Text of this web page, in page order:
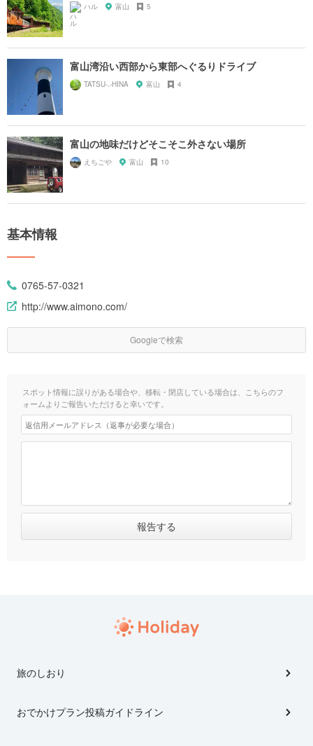
ハル 富山 5
富山湾沿い西部から東部へぐるりドライブ
TATSU-.-HINA 富山 4
富山の地味だけどそこそこ外さない場所
えちごや 富山 10
基本情報
0765-57-0321
http://www.aimono.com/
Googleで検索
スポット情報に誤りがある場合や、移転・閉店している場合は、こちらのフ
ォームよりご報告いただけると幸いです。
旅のしおり
おでかけプラン投稿ガイドライン